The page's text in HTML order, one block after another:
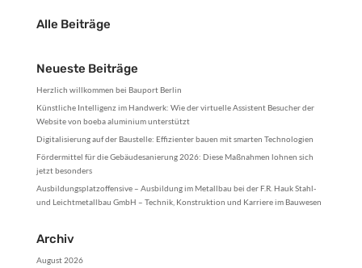
Alle Beiträge
Neueste Beiträge
Herzlich willkommen bei Bauport Berlin
Künstliche Intelligenz im Handwerk: Wie der virtuelle Assistent Besucher der
Website von boeba aluminium unterstützt
Digitalisierung auf der Baustelle: Effizienter bauen mit smarten Technologien
Fördermittel für die Gebäudesanierung 2026: Diese Maßnahmen lohnen sich
jetzt besonders
Ausbildungsplatzoffensive – Ausbildung im Metallbau bei der F.R. Hauk Stahl-
und Leichtmetallbau GmbH – Technik, Konstruktion und Karriere im Bauwesen
Archiv
August 2026